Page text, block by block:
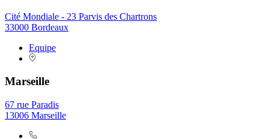
Cité Mondiale - 23 Parvis des Chartrons
33000 Bordeaux
Equipe
Marseille
67 rue Paradis
13006 Marseille